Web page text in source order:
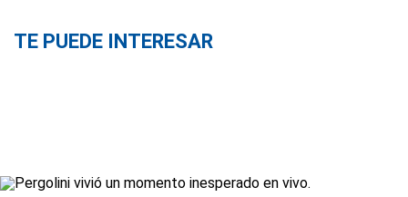
TE PUEDE INTERESAR